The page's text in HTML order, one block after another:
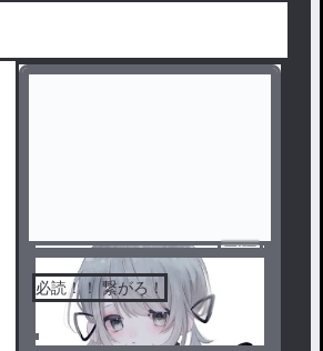
完
結
必読！！ 繋がろ！